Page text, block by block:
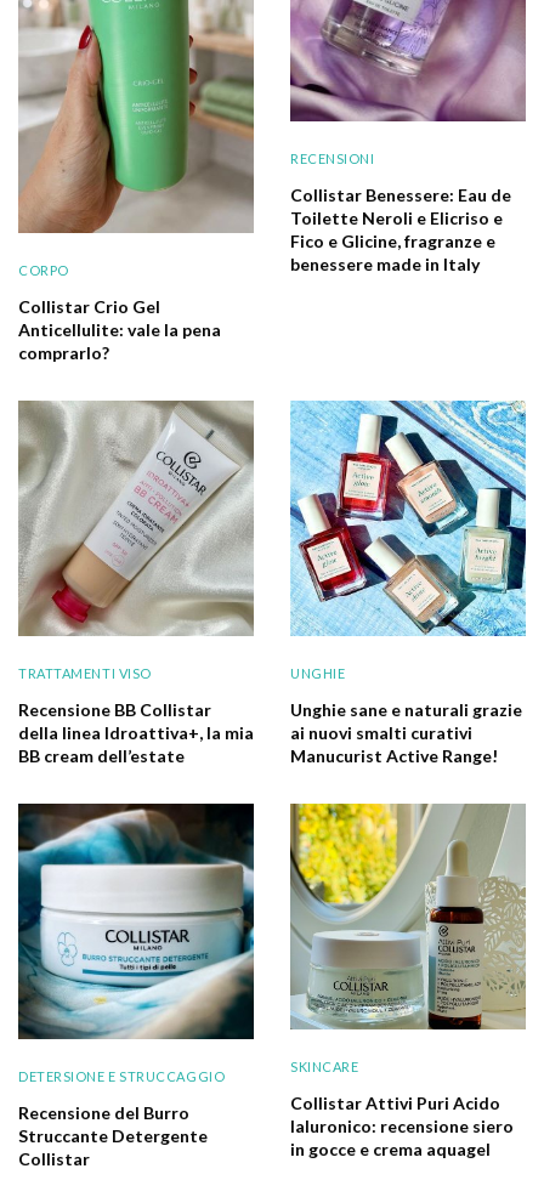
CORPO
Collistar Crio Gel
Anticellulite: vale la pena
comprarlo?
RECENSIONI
Collistar Benessere: Eau de
Toilette Neroli e Elicriso e
Fico e Glicine, fragranze e
benessere made in Italy
TRATTAMENTI VISO
Recensione BB Collistar
della linea Idroattiva+, la mia
BB cream dell’estate
UNGHIE
Unghie sane e naturali grazie
ai nuovi smalti curativi
Manucurist Active Range!
DETERSIONE E STRUCCAGGIO
Recensione del Burro
Struccante Detergente
Collistar
SKINCARE
Collistar Attivi Puri Acido
Ialuronico: recensione siero
in gocce e crema aquagel